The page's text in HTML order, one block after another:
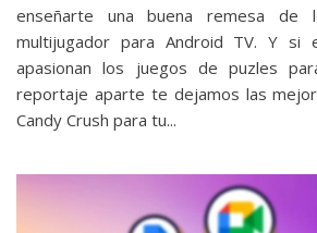
enseñarte una buena remesa de
multijugador para Android TV. Y
apasionan los juegos de puzles
reportaje aparte te dejamos las
Candy Crush para tu...